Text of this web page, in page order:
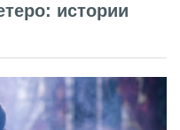
истории